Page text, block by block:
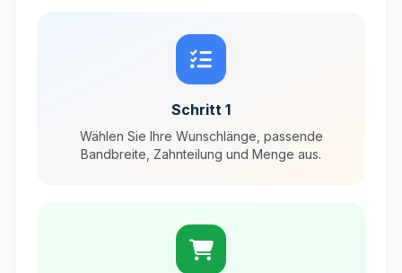
Schritt 1
Wählen Sie Ihre Wunschlänge, passende
Bandbreite, Zahnteilung und Menge aus.